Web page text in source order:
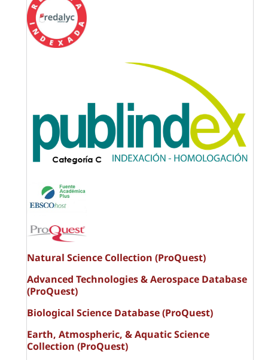
Natural Science Collection (ProQuest)
Advanced Technologies & Aerospace Database
(ProQuest)
Biological Science Database (ProQuest)
Earth, Atmospheric, & Aquatic Science
Collection (ProQuest)